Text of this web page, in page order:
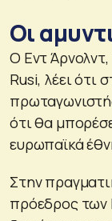
Οι
Ο Εντ
Rusi, λέει ότι
ότι θα
ευρωπαϊκά
Στην
πρόεδρος των